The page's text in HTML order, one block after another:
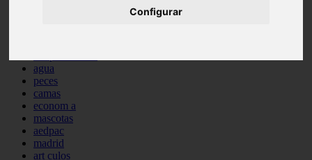
Configurar
agua
peces
camas
econom a
mascotas
aedpac
madrid
art culos